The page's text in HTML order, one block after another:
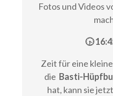
Fotos und Videos
🕟
Zeit für eine
die Basti-
hat, kann sie